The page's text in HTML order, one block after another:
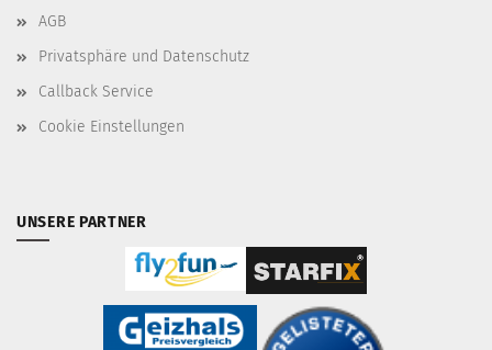
AGB
Privatsphäre und Datenschutz
Callback Service
Cookie Einstellungen
UNSERE PARTNER